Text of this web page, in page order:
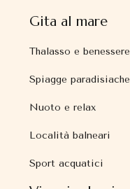
Gita al mare
Thalasso e benessere
Spiagge paradisiache
Nuoto e relax
Località balneari
Sport acquatici